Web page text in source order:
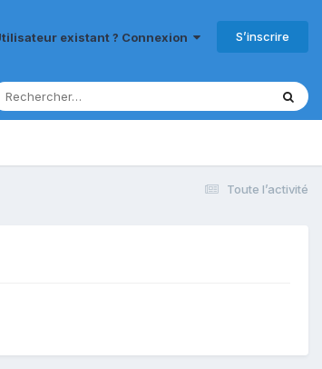
existant ? Connexion S’inscrire
Toute l’activité